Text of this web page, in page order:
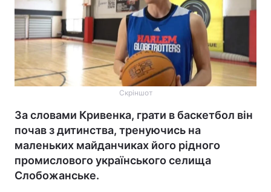
Скріншот
За словами Кривенка, грати в баскетбол він
почав з дитинства, тренуючись на
маленьких майданчиках його рідного
промислового українського селища
Слобожанське.